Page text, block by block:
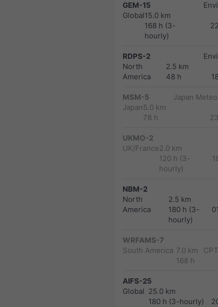
GEM-15
Global15.0 km
168 h (3-
hourly)
RDPS-2
North
America
2.5 km
48 h
MSM-5
Japan5.0 km
78 h
Japan
UKMO-2
UK/France2.0 km
120 h (3-
hourly)
NBM-2
North
America
2.5 km
180 h (3-
hourly)
WRFAMS-7
South America 7.0 km
168 h
AIFS-25
Global 25.0 km
180 h (3-hourly)